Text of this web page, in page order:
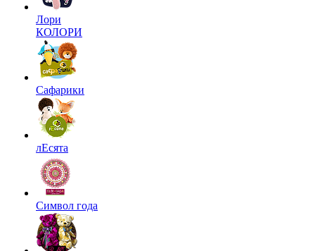
Лори
КОЛОРИ
Сафарики
лЕсята
Символ года